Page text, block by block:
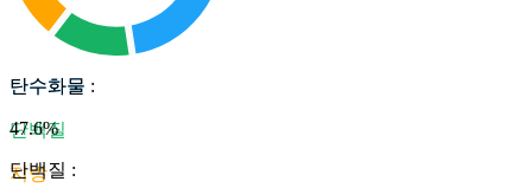
탄수화물
단백질
지방
탄수화물 :
47.6%
단백질 :